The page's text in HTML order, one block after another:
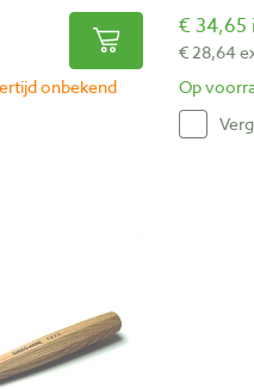
onbekend
€ 34,65
€ 28,64
Op